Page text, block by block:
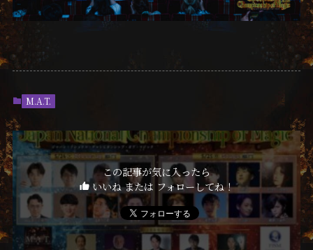
M.A.T.
この記事が気に入ったら
いいね または フォローしてね！